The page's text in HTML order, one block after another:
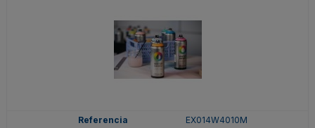
EX014W4010M